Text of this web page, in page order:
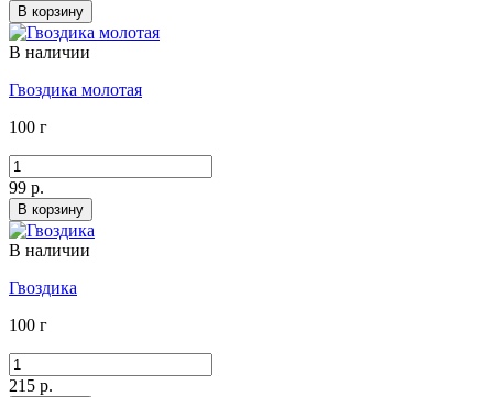
В корзину
В наличии
Гвоздика молотая
100 г
99 р.
В корзину
В наличии
Гвоздика
100 г
215 р.